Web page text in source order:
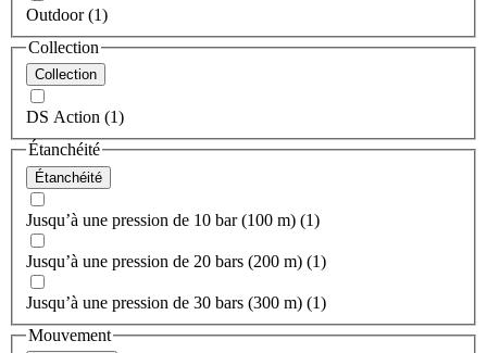
Outdoor (1)
Collection
Collection
DS Action (1)
Étanchéité
Étanchéité
Jusqu’à une pression de 10 bar (100 m) (1)
Jusqu’à une pression de 20 bars (200 m) (1)
Jusqu’à une pression de 30 bars (300 m) (1)
Mouvement